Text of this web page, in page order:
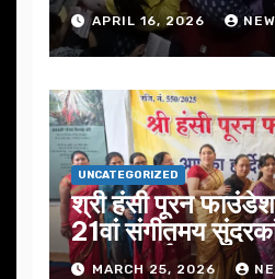
APRIL 16, 2026
UNCATEGORIZED
श्री हंसी पूरन
21वां संगीतमय
सफलतापूर्वक संपन्न
MARCH 25, 2026